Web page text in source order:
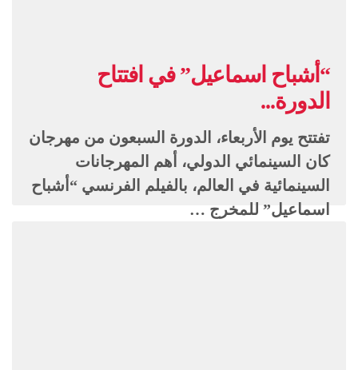
“أشباح اسماعيل” في افتتاح
الدورة...
تفتتح يوم الأربعاء، الدورة السبعون من مهرجان
كان السينمائي الدولي، أهم المهرجانات
السينمائية في العالم، بالفيلم الفرنسي “أشباح
اسماعيل” للمخرج …